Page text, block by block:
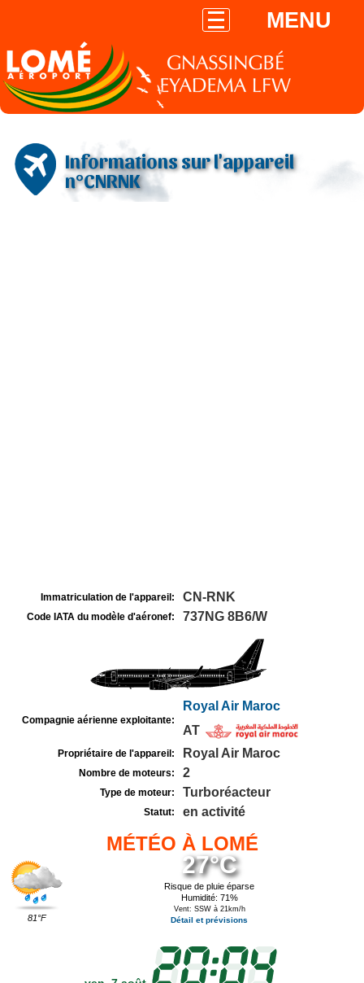
MENU
Informations sur l'appareil
n°CNRNK
Immatriculation de l'appareil: CN-RNK
Code IATA du modèle d'aéronef: 737NG 8B6/W
Compagnie aérienne exploitante:
Royal Air Maroc
AT
Propriétaire de l'appareil: Royal Air Maroc
Nombre de moteurs: 2
Type de moteur: Turboréacteur
Statut: en activité
MÉTÉO À LOMÉ
81°F
27°C
Risque de pluie éparse
Humidité: 71%
Vent: SSW à 21km/h
Détail et prévisions